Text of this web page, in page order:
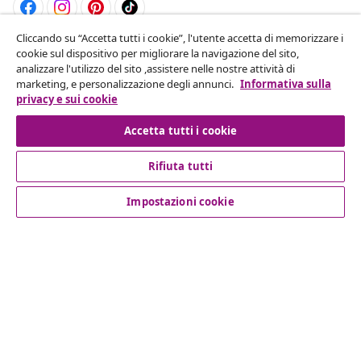
Recesso dal contratto
Invia una richiesta di recesso per il tuo ordine.
Recesso dal contratto
Servizio clienti
Cliccando su “Accetta tutti i cookie”, l'utente accetta di memorizzare i
cookie sul dispositivo per migliorare la navigazione del sito,
analizzare l'utilizzo del sito ,assistere nelle nostre attività di
marketing, e personalizzazione degli annunci. Informativa sulla
privacy e sui cookie
Accetta tutti i cookie
Rifiuta tutti
Impostazioni cookie